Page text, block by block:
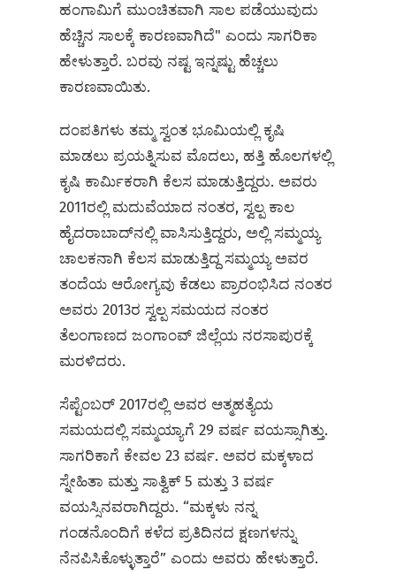
ಹಂಗಾಮಿಗೆ ಮುಂಚಿತವಾಗಿ ಸಾಲ ಪಡೆಯುವುದು
ಹೆಚ್ಚಿನ ಸಾಲಕ್ಕೆ ಕಾರಣವಾಗಿದೆ" ಎಂದು ಸಾಗರಿಕಾ
ಹೇಳುತ್ತಾರೆ. ಬರವು ನಷ್ಟ ಇನ್ನಷ್ಟು ಹೆಚ್ಚಲು
ಕಾರಣವಾಯಿತು.
ದಂಪತಿಗಳು ತಮ್ಮ ಸ್ವಂತ ಭೂಮಿಯಲ್ಲಿ ಕೃಷಿ
ಮಾಡಲು ಪ್ರಯತ್ನಿಸುವ ಮೊದಲು, ಹತ್ತಿ ಹೊಲಗಳಲ್ಲಿ
ಕೃಷಿ ಕಾರ್ಮಿಕರಾಗಿ ಕೆಲಸ ಮಾಡುತ್ತಿದ್ದರು. ಅವರು
2011ರಲ್ಲಿ ಮದುವೆಯಾದ ನಂತರ, ಸ್ವಲ್ಪ ಕಾಲ
ಹೈದರಾಬಾದ್‌ನಲ್ಲಿ ವಾಸಿಸುತ್ತಿದ್ದರು, ಅಲ್ಲಿ ಸಮ್ಮಯ್ಯ
ಚಾಲಕನಾಗಿ ಕೆಲಸ ಮಾಡುತ್ತಿದ್ದ ಸಮ್ಮಯ್ಯ ಅವರ
ತಂದೆಯ ಆರೋಗ್ಯವು ಕೆಡಲು ಪ್ರಾರಂಭಿಸಿದ ನಂತರ
ಅವರು 2013ರ ಸ್ವಲ್ಪ ಸಮಯದ ನಂತರ
ತೆಲಂಗಾಣದ ಜಂಗಾಂವ್ ಜಿಲ್ಲೆಯ ನರಸಾಪುರಕ್ಕೆ
ಮರಳಿದರು.
ಸೆಪ್ಟೆಂಬರ್ 2017ರಲ್ಲಿ ಅವರ ಆತ್ಮಹತ್ಯೆಯ
ಸಮಯದಲ್ಲಿ ಸಮ್ಮಯ್ಯಾಗೆ 29 ವರ್ಷ ವಯಸ್ಸಾಗಿತ್ತು.
ಸಾಗರಿಕಾಗೆ ಕೇವಲ 23 ವರ್ಷ. ಅವರ ಮಕ್ಕಳಾದ
ಸ್ನೇಹಿತಾ ಮತ್ತು ಸಾತ್ವಿಕ್ 5 ಮತ್ತು 3 ವರ್ಷ
ವಯಸ್ಸಿನವರಾಗಿದ್ದರು. “ಮಕ್ಕಳು ನನ್ನ
ಗಂಡನೊಂದಿಗೆ ಕಳೆದ ಪ್ರತಿದಿನದ ಕ್ಷಣಗಳನ್ನು
ನೆನಪಿಸಿಕೊಳ್ಳುತ್ತಾರೆ” ಎಂದು ಅವರು ಹೇಳುತ್ತಾರೆ.